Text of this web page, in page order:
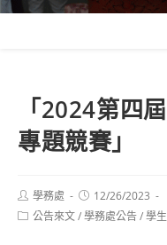
「2024第四
專題競賽」
Post
author:
學務處
Post
published:
12/26/2023
Post公告來文/學務處公告/學